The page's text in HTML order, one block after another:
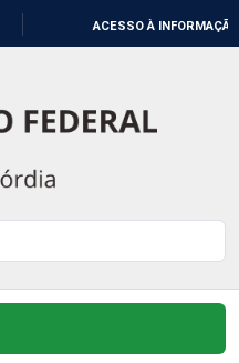
ACESSO À INFORMAÇÃO